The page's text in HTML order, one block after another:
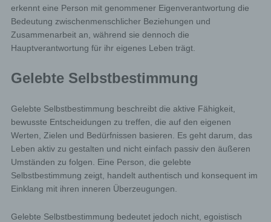
erkennt eine Person mit genommener Eigenverantwortung die
Bedeutung zwischenmenschlicher Beziehungen und
Zusammenarbeit an, während sie dennoch die
Hauptverantwortung für ihr eigenes Leben trägt.
Gelebte Selbstbestimmung
Gelebte Selbstbestimmung beschreibt die aktive Fähigkeit,
bewusste Entscheidungen zu treffen, die auf den eigenen
Werten, Zielen und Bedürfnissen basieren. Es geht darum, das
Leben aktiv zu gestalten und nicht einfach passiv den äußeren
Umständen zu folgen. Eine Person, die gelebte
Selbstbestimmung zeigt, handelt authentisch und konsequent im
Einklang mit ihren inneren Überzeugungen.
Gelebte Selbstbestimmung bedeutet jedoch nicht, egoistisch